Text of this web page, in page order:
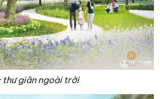
thư giãn ngoài trời